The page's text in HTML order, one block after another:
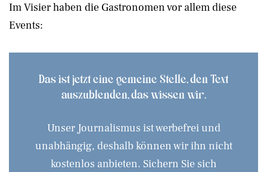
Im Visier haben die Gastronomen vor allem diese
Events:
Das ist jetzt eine gemeine Stelle, den Text
auszublenden, das wissen wir.
Unser Journalismus ist werbefrei und
unabhängig, deshalb können wir ihn nicht
kostenlos anbieten. Sichern Sie sich